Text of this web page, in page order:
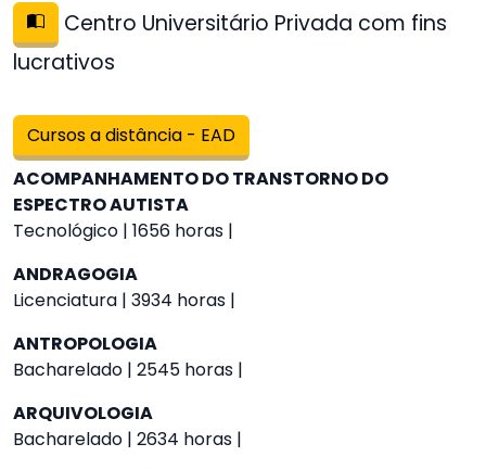
Centro Universitário Privada com fins
lucrativos
Cursos a distância - EAD
ACOMPANHAMENTO DO TRANSTORNO DO
ESPECTRO AUTISTA
Tecnológico | 1656 horas |
ANDRAGOGIA
Licenciatura | 3934 horas |
ANTROPOLOGIA
Bacharelado | 2545 horas |
ARQUIVOLOGIA
Bacharelado | 2634 horas |